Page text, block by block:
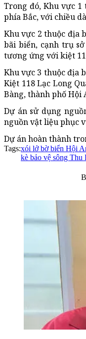
Trong đó, Khu vực
phía Bắc, với chiều
Khu vực 2 thuộc địa
bãi biển, cạnh trụ
tương ứng với kiệt
Khu vực 3 thuộc địa
Kiệt 118 Lạc Long
Bàng, thành phố Hội
Dự án sử dụng
nguồn vật liệu phục
Dự án hoàn thành
Tags:xói lở bờ biển Hội
kè bảo vệ sông Thu